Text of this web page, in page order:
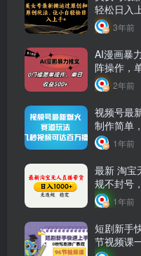
轻松日入
3年前
AI漫画暴
阵操作，
2年前
视频号最
制作简单
1年前
最新 淘宝
规不封号
1年前
短剧新手
节视频课